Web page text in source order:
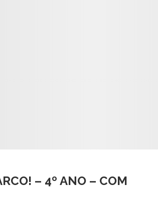
– 4º ANO – COM